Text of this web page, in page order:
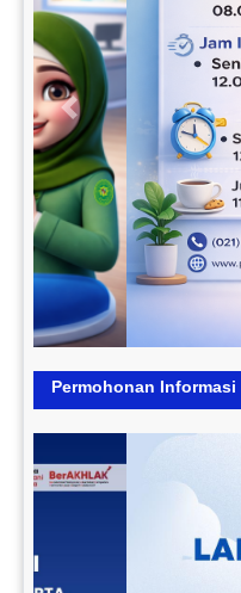
Previous
Permohonan Informasi